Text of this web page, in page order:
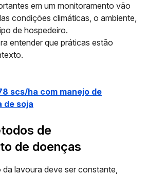
em um monitoramento vão
condições climáticas, o ambiente,
de hospedeiro.
entender que práticas estão
scs/ha com manejo de
de soja
de
de doenças
lavoura deve ser constante,